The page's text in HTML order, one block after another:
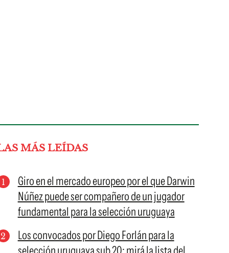
MÁS LEÍDAS
Giro en el mercado europeo por el que Darwin
Núñez puede ser compañero de un jugador
fundamental para la selección uruguaya
Los convocados por Diego Forlán para la